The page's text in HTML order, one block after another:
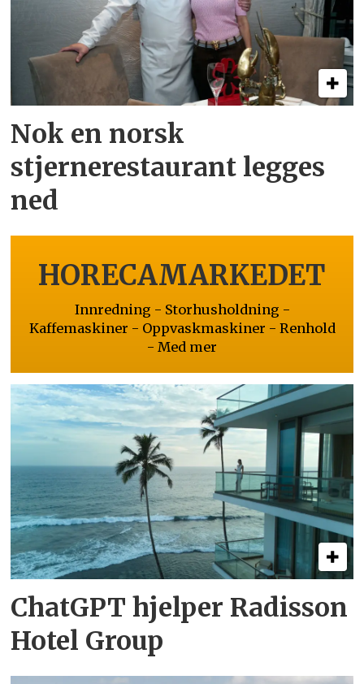
Nok en norsk
stjernerestaurant legges
ned
HORECAMARKEDET
Innredning - Storhusholdning -
Kaffemaskiner - Oppvaskmaskiner - Renhold
- Med mer
ChatGPT hjelper Radisson
Hotel Group